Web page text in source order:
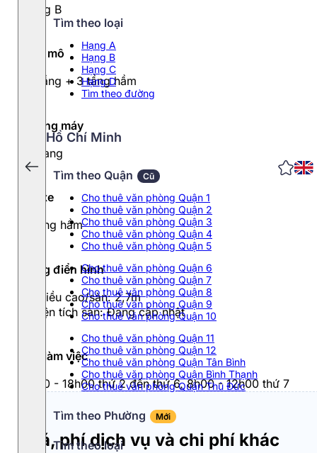
Tìm theo loại
Hạng A
Hạng B
Hạng C
Hạng D
Tìm theo đường
Hồ Chí Minh
Tìm theo Quận Cũ
Cho thuê văn phòng Quận 1
Cho thuê văn phòng Quận 2
Cho thuê văn phòng Quận 3
Cho thuê văn phòng Quận 4
Cho thuê văn phòng Quận 5
Cho thuê văn phòng Quận 6
Cho thuê văn phòng Quận 7
Cho thuê văn phòng Quận 8
Cho thuê văn phòng Quận 9
Cho thuê văn phòng Quận 10
Cho thuê văn phòng Quận 11
Cho thuê văn phòng Quận 12
Cho thuê văn phòng Quận Tân Bình
Cho thuê văn phòng Quận Bình Thạnh
Cho thuê văn phòng Quận Thủ Đức
Tìm theo Phường Mới
Tìm theo loại
Hạng B
Quy mô
12 tầng + 3 tầng hầm
Thang máy
3 thang
Đỗ xe
3 tầng hầm
Tầng điển hình
- Chiều cao/sàn: 2,7m
- Diện tích sàn: Đang cập nhật
Giờ làm việc
8h00 - 18h00 thứ 2 đến thứ 6, 8h00 - 12h00 thứ 7
Giá, phí dịch vụ và chi phí khác